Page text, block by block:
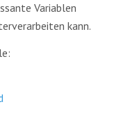
Variablen
kann.